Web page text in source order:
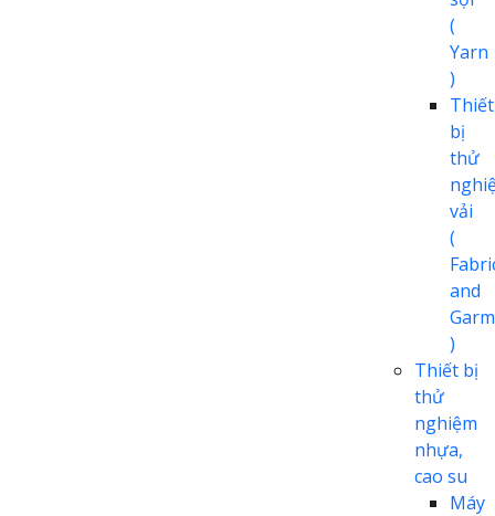
(
Yarn
)
Thiết
bị
thử
vải
(
and
)
Thiết bị
thử
nghiệm
nhựa,
cao su
Máy